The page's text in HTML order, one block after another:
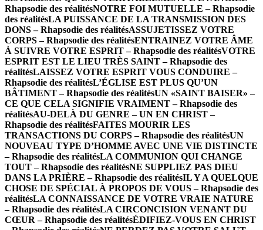
Rhapsodie des réalitésNOTRE FOI MUTUELLE – Rhapsodie
des réalitésLA PUISSANCE DE LA TRANSMISSION DES
DONS – Rhapsodie des réalitésASSUJETISSEZ VOTRE
CORPS – Rhapsodie des réalitésENTRAINEZ VOTRE ÂME
À SUIVRE VOTRE ESPRIT – Rhapsodie des réalitésVOTRE
ESPRIT EST LE LIEU TRÈS SAINT – Rhapsodie des
réalitésLAISSEZ VOTRE ESPRIT VOUS CONDUIRE –
Rhapsodie des réalitésL’ÉGLISE EST PLUS QU’UN
BÂTIMENT – Rhapsodie des réalitésUN «SAINT BAISER» –
CE QUE CELA SIGNIFIE VRAIMENT – Rhapsodie des
réalitésAU-DELÀ DU GENRE – UN EN CHRIST –
Rhapsodie des réalitésFAITES MOURIR LES
TRANSACTIONS DU CORPS – Rhapsodie des réalitésUN
NOUVEAU TYPE D’HOMME AVEC UNE VIE DISTINCTE
– Rhapsodie des réalitésLA COMMUNION QUI CHANGE
TOUT – Rhapsodie des réalitésNE SUPPLIEZ PAS DIEU
DANS LA PRIÈRE – Rhapsodie des réalitésIL Y A QUELQUE
CHOSE DE SPÉCIAL À PROPOS DE VOUS – Rhapsodie des
réalitésLA CONNAISSANCE DE VOTRE VRAIE NATURE
– Rhapsodie des réalitésLA CIRCONCISION VENANT DU
CŒUR – Rhapsodie des réalitésÉDIFIEZ-VOUS EN CHRIST